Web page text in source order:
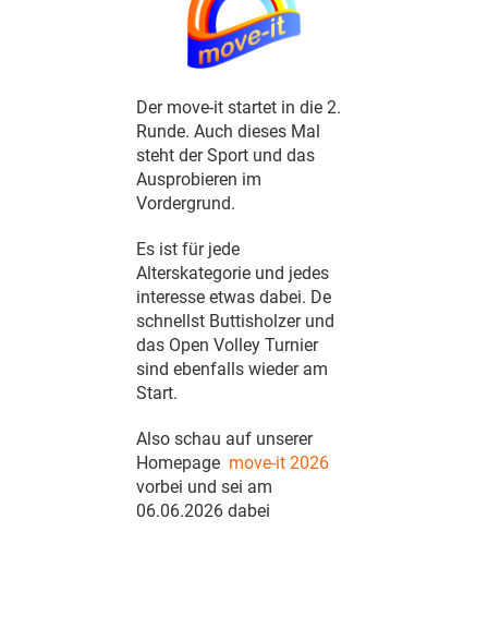
Der move-it startet in die 2.
Runde. Auch dieses Mal
steht der Sport und das
Ausprobieren im
Vordergrund.
Es ist für jede
Alterskategorie und jedes
interesse etwas dabei. De
schnellst Buttisholzer und
das Open Volley Turnier
sind ebenfalls wieder am
Start.
Also schau auf unserer
Homepage move-it 2026
vorbei und sei am
06.06.2026 dabei